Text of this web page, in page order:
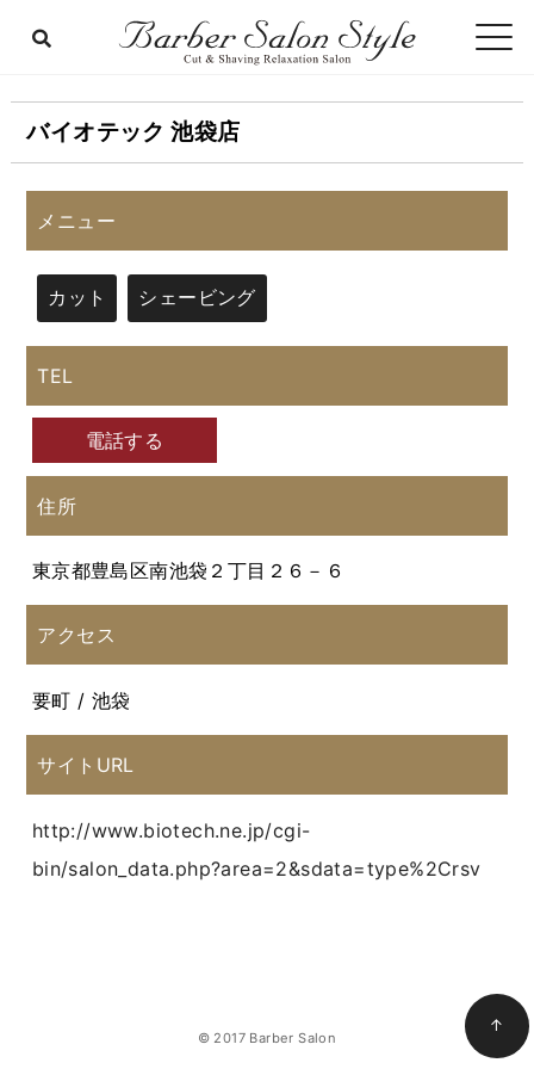
バイオテック 池袋店
メニュー
カット シェービング
TEL
電話する
住所
東京都豊島区南池袋２丁目２６－６
アクセス
要町 / 池袋
サイトURL
http://www.biotech.ne.jp/cgi-
bin/salon_data.php?area=2&sdata=type%2Crsv
© 2017 Barber Salon
↑